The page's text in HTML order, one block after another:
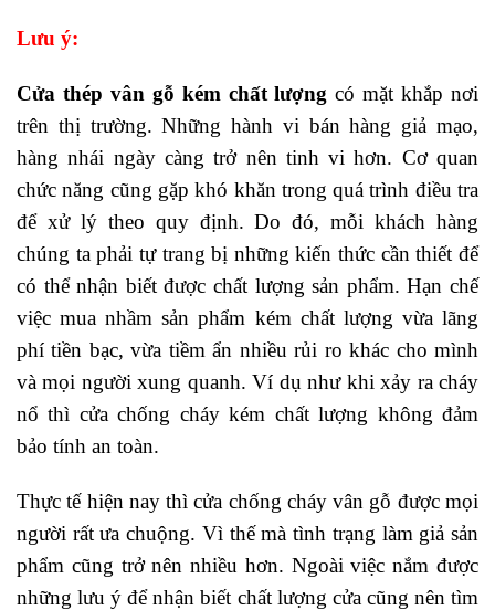
Lưu ý:
Cửa thép vân gỗ kém chất lượng có mặt khắp nơi
trên thị trường. Những hành vi bán hàng giả mạo,
hàng nhái ngày càng trở nên tinh vi hơn. Cơ quan
chức năng cũng gặp khó khăn trong quá trình điều tra
để xử lý theo quy định. Do đó, mỗi khách hàng
chúng ta phải tự trang bị những kiến thức cần thiết để
có thể nhận biết được chất lượng sản phẩm. Hạn chế
việc mua nhầm sản phẩm kém chất lượng vừa lãng
phí tiền bạc, vừa tiềm ẩn nhiều rủi ro khác cho mình
và mọi người xung quanh. Ví dụ như khi xảy ra cháy
nổ thì cửa chống cháy kém chất lượng không đảm
bảo tính an toàn.
Thực tế hiện nay thì cửa chống cháy vân gỗ được mọi
người rất ưa chuộng. Vì thế mà tình trạng làm giả sản
phẩm cũng trở nên nhiều hơn. Ngoài việc nắm được
những lưu ý để nhận biết chất lượng cửa cũng nên tìm